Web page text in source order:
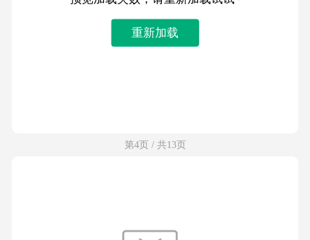
重新加载
第4页 / 共13页